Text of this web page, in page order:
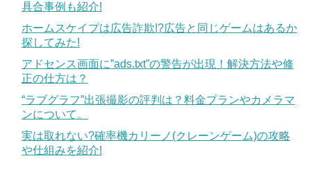
具合事例も紹介!
ホームスケイプは広告詐欺!?広告と同じゲームはあるか
探してみた!
アドセンス画面に”ads.txt”の警告が出現！解決方法や修
正の仕方は？
“ラブグラフ”出張撮影の評判は？料金プランやカメラマ
ンについて。
実は取れない?確率機カリーノ(クレーンゲーム)の攻略
や仕組みを紹介!